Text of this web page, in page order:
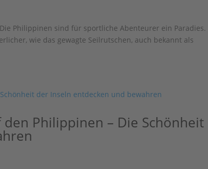
Philippinen sind für sportliche Abenteurer ein Paradies.
wie das gewagte Seilrutschen, auch bekannt als
Philippinen – Die Schönheit